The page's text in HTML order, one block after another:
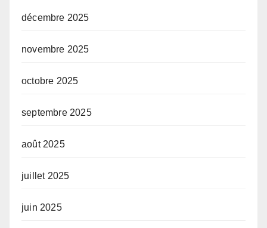
décembre 2025
novembre 2025
octobre 2025
septembre 2025
août 2025
juillet 2025
juin 2025